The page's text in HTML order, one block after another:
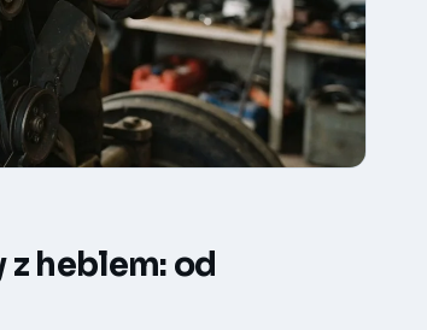
heblem: od